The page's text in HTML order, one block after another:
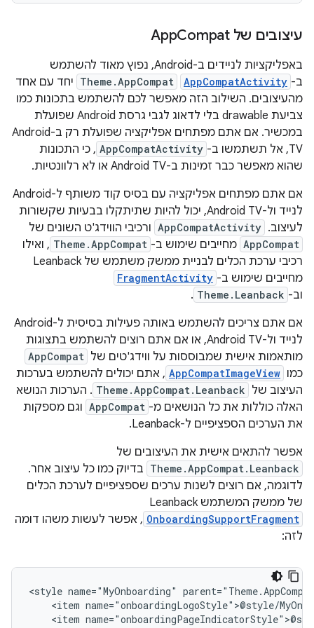
עיצובים של AppCompat
באפליקציות לניידים ב-Android, נפוץ מאוד להשתמש
ב- AppCompatActivity
Theme.AppCompat יחד עם אחד
מהעיצובים. השילוב הזה מאפשר לכם להשתמש בתכונות כמו
צביעת drawable בלי לדאוג לגבי גרסת Android שפועלת
במכשיר. אם אתם מפתחים אפליקציה שפועלת רק ב-Android
TV, אל תשתמשו ב-
AppCompatActivity , כי התכונות
שהוא מאפשר כבר זמינות ב-Android TV או לא רלוונטיות.
אם אתם מפתחים אפליקציה עם בסיס קוד משותף ל-Android
לנייד ול-Android TV, יכול להיות שתיתקלו בבעיות שקשורות
לעיצוב. ‫ AppCompatActivity ורכיבי הווידג'ט השונים של
AppCompat מחייבים שימוש ב- Theme.AppCompat , ואילו
רכיבי ערכת הכלים לבניית ממשק משתמש של Leanback
מחייבים שימוש ב- FragmentActivity
וב- Theme.Leanback
.
אם אתם צריכים להשתמש באותה פעילות בסיסית ל-Android
לנייד ול-Android TV, או אם אתם רוצים להשתמש בתצוגות
מותאמות אישית שמבוססות על ווידג'טים של AppCompat
כמו AppCompatImageView , אתם יכולים להשתמש בערכות
העיצוב של Theme.AppCompat.Leanback . הערכות הנושא
האלה כוללות את כל הנושאים מ- AppCompat וגם מספקות
את הערכים הספציפיים ל-Leanback.
אפשר להתאים אישית את העיצובים של
Theme.AppCompat.Leanback בדיוק כמו כל עיצוב אחר.
לדוגמה, אם רוצים לשנות ערכים שספציפיים לערכת הכלים
של ממשק המשתמש Leanback‏
OnboardingSupportFragment , אפשר לעשות משהו דומה
לזה:
<style name="MyOnboarding"
<item
<item